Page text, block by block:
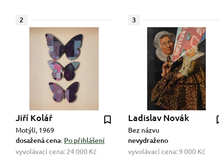
2
Jiří Kolář
Motýli, 1969
dosažená cena: Po přihlášení
vyvolávací cena: 24 000 Kč
3
Ladislav Novák
Bez názvu
nevydraženo
vyvolávací cena:9 000 Kč